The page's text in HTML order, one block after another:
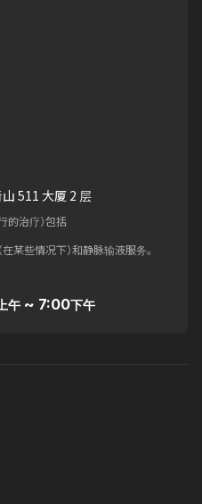
511 大厦 2 层
的治疗）包括
某些情况下）和静脉输液服务。
上午 ~ 7:00下午